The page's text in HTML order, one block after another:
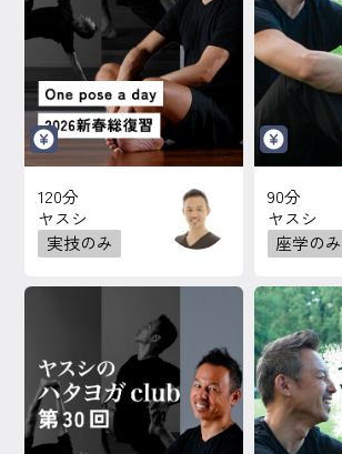
120分
ヤスシ
実技のみ
90分
ヤスシ
座学のみ